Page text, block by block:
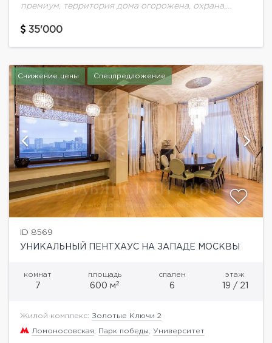
премиум, территория дома огорожена, охрана,
паркинг. Расположился в самом центре старой
35'000
Снижение цены Спецпредложение
ID 8569
УНИКАЛЬНЫЙ ПЕНТХАУС НА ЗАПАДЕ МОСКВЫ
комнат
7
площадь
600 м2
спален
6
этаж
19 / 21
Жилой комплекс: Золотые Ключи 2
Ломоносовская Парк победы Университет